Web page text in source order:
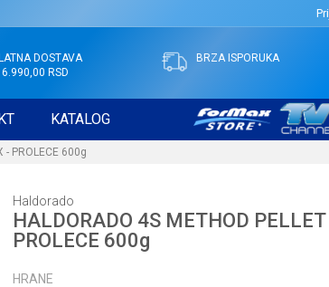
DOSTAVA
RSD
BRZA ISPORUKA
KATALOG
- PROLECE 600g
Haldorado
HALDORADO 4S METHOD
PROLECE 600g
HRANE